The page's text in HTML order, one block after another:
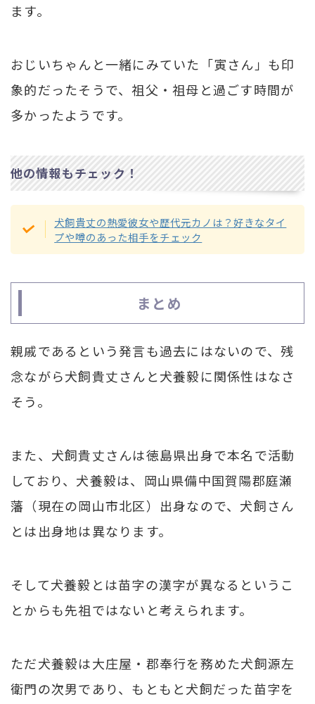
ます。
おじいちゃんと一緒にみていた「寅さん」も印
象的だったそうで、祖父・祖母と過ごす時間が
多かったようです。
他の情報もチェック！
犬飼貴丈の熱愛彼女や歴代元カノは？好きなタイ
プや噂のあった相手をチェック
まとめ
親戚であるという発言も過去にはないので、残
念ながら犬飼貴丈さんと犬養毅に関係性はなさ
そう。
また、犬飼貴丈さんは徳島県出身で本名で活動
しており、犬養毅は、岡山県備中国賀陽郡庭瀬
藩（現在の岡山市北区）出身なので、犬飼さん
とは出身地は異なります。
そして犬養毅とは苗字の漢字が異なるというこ
とからも先祖ではないと考えられます。
ただ犬養毅は大庄屋・郡奉行を務めた犬飼源左
衛門の次男であり、もともと犬飼だった苗字を